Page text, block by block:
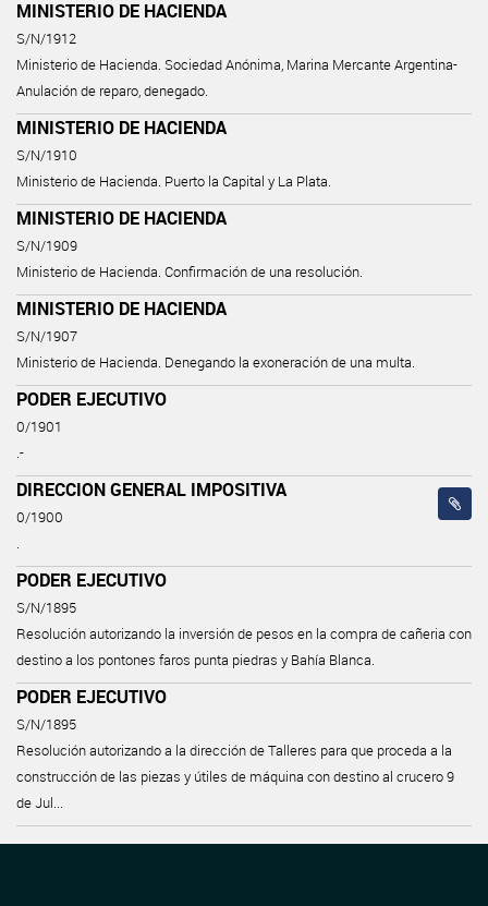
MINISTERIO DE HACIENDA
S/N/1912
Ministerio de Hacienda. Sociedad Anónima, Marina Mercante Argentina-
Anulación de reparo, denegado.
MINISTERIO DE HACIENDA
S/N/1910
Ministerio de Hacienda. Puerto la Capital y La Plata.
MINISTERIO DE HACIENDA
S/N/1909
Ministerio de Hacienda. Confirmación de una resolución.
MINISTERIO DE HACIENDA
S/N/1907
Ministerio de Hacienda. Denegando la exoneración de una multa.
PODER EJECUTIVO
0/1901
.-
DIRECCION GENERAL IMPOSITIVA
0/1900
.
PODER EJECUTIVO
S/N/1895
Resolución autorizando la inversión de pesos en la compra de cañeria con
destino a los pontones faros punta piedras y Bahía Blanca.
PODER EJECUTIVO
S/N/1895
Resolución autorizando a la dirección de Talleres para que proceda a la
construcción de las piezas y útiles de máquina con destino al crucero 9
de Jul...